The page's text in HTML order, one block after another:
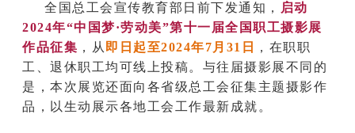
全国总工会宣传教育部日前下发通知，
启动
2024年“中国梦·劳动美”第十一届全国职工摄影展
作品征集 ，从 即日起至2024年7月31日
，在职职
工、退休职工均可线上投稿。与往届摄影展不同的
是，本次展览还面向各省级总工会征集主题摄影作
品，以生动展示各地工会工作最新成就。